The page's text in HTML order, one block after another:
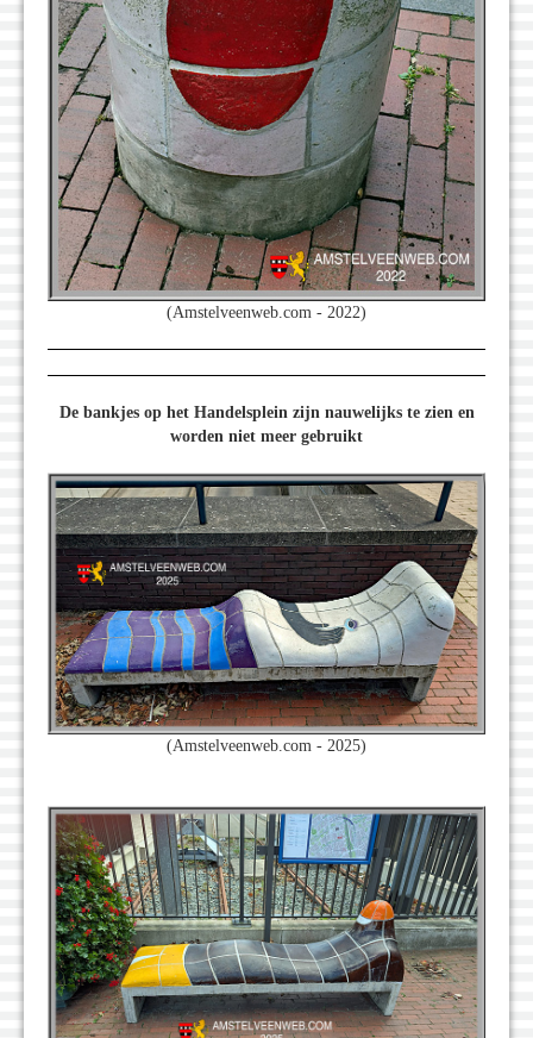
(Amstelveenweb.com - 2022)
De bankjes op het Handelsplein zijn nauwelijks te zien en
worden niet meer gebruikt
(Amstelveenweb.com - 2025)